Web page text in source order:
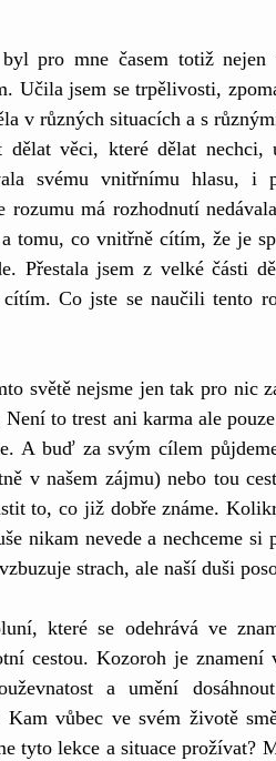
pro mne časem totiž
Učila jsem se trpělivosti,
v různých situacích a s
dělat věci, které dělat
svému vnitřnímu hlasu,
rozumu má rozhodnutí
tomu, co vnitřně cítím, že je
Přestala jsem z velké části
cítím. Co jste se naučili tento
světě nejsme jen tak pro nic
to trest ani karma ale
A buď za svým cílem
v našem zájmu) nebo tou
to, co již dobře známe.
nikam nevede a nechceme
strach, ale naší duši
které se odehrává ve
cestou. Kozoroh je
a umění
vůbec ve svém životě
tyto lekce a situace prožívat?